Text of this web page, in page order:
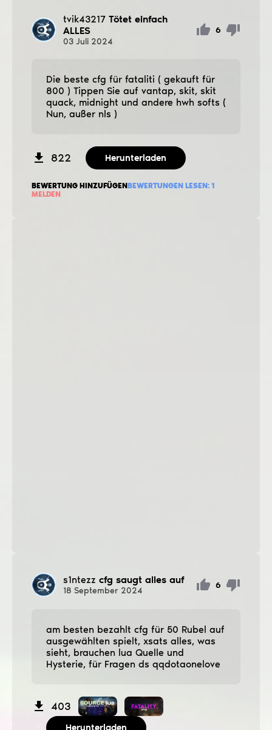
tvik43217 Tötet einfach
ALLES
03 Juli 2024
6
Die beste cfg für fataliti ( gekauft für
800 ) Tippen Sie auf vantap, skit, skit
quack, midnight und andere hwh softs (
Nun, außer nls )
822 Herunterladen
BEWERTUNG HINZUFÜGENBEWERTUNGEN LESEN: 1
MELDEN
s1ntezz cfg saugt alles auf
18 September 2024
6
am besten bezahlt cfg für 50 Rubel auf
ausgewählten spielt, xsats alles, was
sieht, brauchen lua Quelle und
Hysterie, für Fragen ds qqdotaonelove
403
Herunterladen